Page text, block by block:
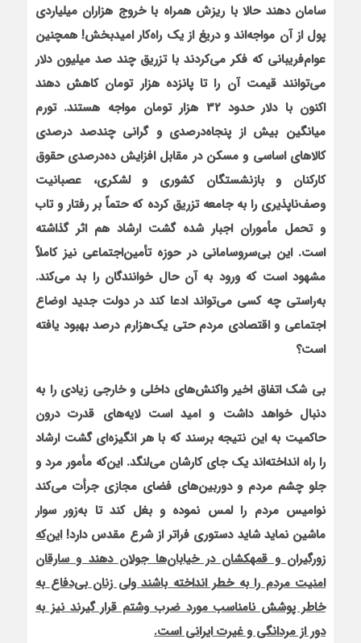
سامان دهند حالا با ریزش همراه با خروج هزاران میلیاردی
پول از آن مواجه‌اند و دریغ از یک راه‌کار امیدبخش! هم‏چنین
عوام‌فریبانی که فکر می‌کردند با تزریق چند صد میلیون دلار
می‌توانند قیمت آن را تا پانزده هزار تومان کاهش دهند
اکنون با دلار حدود 32 هزار تومان مواجه هستند. تورم
میانگین بیش از پنجاه‌درصدی و گرانی چندصد درصدی
کالاهای اساسی و مسکن در مقابل افزایش ده‌درصدی حقوق
کارکنان و بازنشستگان کشوری و لشکری، عصبانیت
وصف‌ناپذیری را به جامعه تزریق کرده که حتماً بر رفتار و تاب
و تحمل مأموران اجبار شده گشت ارشاد هم اثر گذاشته
است. این بی‌سروسامانی در حوزه تأمین‌اجتماعی نیز کاملاً
مشهود است که ورود به آن حال خوانندگان را بد می‌کند.
به‌راستی چه کسی می‌تواند ادعا کند در دولت جدید اوضاع
اجتماعی و اقتصادی مردم حتی یک‌هزارم درصد بهبود یافته
است؟
بی ‏شک اتفاق اخیر واکنش‌های داخلی و خارجی زیادی را به
دنبال خواهد داشت و امید است لایه‌های قدرت درون
حاکمیت به این نتیجه برسند که با هر انگیزه‌ای گشت ارشاد
را راه انداخته‌اند یک جای کارشان می‌لنگد. این‌که مأمور مرد و
جلو چشم مردم و دوربین‌های فضای مجازی جرأت می‌کند
نوامیس مردم را لمس نموده و بغل کند تا به‌زور سوار
ماشین نماید شاید دستوری فراتر از شرع مقدس دارد!این‌که
زورگیران و قمه‏کشان در خیابان‌ها جولان دهند و سارقان
امنیت مردم را به خطر انداخته باشند ولی زنان بی‌دفاع به
خاطر پوشش نامناسب مورد ضرب وشتم قرار گیرند نیز به
دور از مردانگی و غیرت ایرانی است.